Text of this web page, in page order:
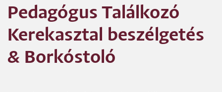
menü
Pedagógus Találkozó
Kerekasztal beszélgetés
& Borkóstoló